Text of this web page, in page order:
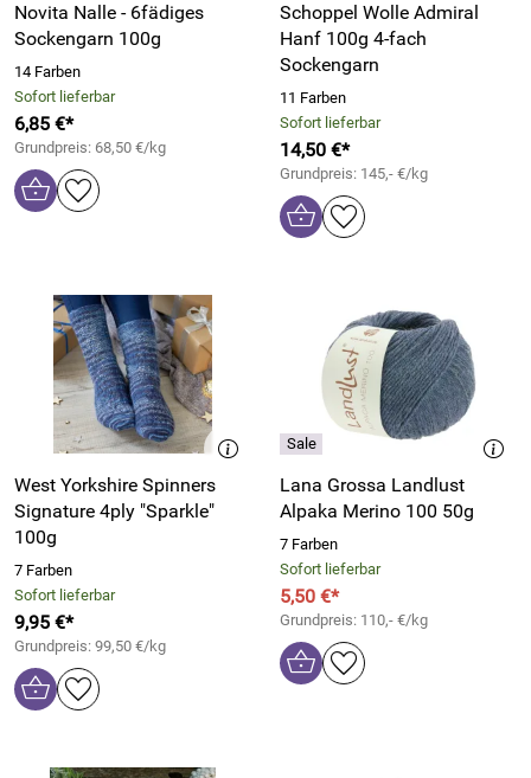
Novita Nalle - 6fädiges
Sockengarn 100g
14 Farben
Sofort lieferbar
6,85 €*
Grundpreis: 68,50 €/kg
Schoppel Wolle Admiral
Hanf 100g 4-fach
Sockengarn
11 Farben
Sofort lieferbar
14,50 €*
Grundpreis: 145,- €/kg
West Yorkshire Spinners
Signature 4ply "Sparkle"
100g
7 Farben
Sofort lieferbar
9,95 €*
Grundpreis: 99,50 €/kg
Lana Grossa Landlust
Alpaka Merino 100 50g
7 Farben
Sofort lieferbar
5,50 €*
Grundpreis: 110,- €/kg